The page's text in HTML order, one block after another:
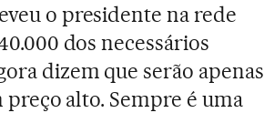
o presidente na rede
dos necessários
dizem que serão apenas
alto. Sempre é uma